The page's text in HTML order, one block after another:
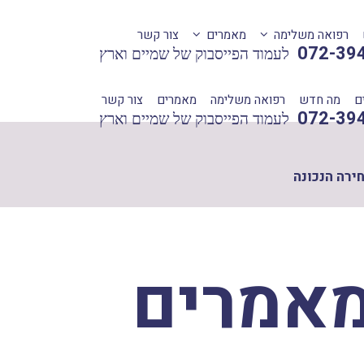
רפואה משלימה מאמרים צור קשר
לעמוד הפייסבוק של שמיים וארץ 072-
מה חדש רפואה משלימה מאמרים צור קשר
לעמוד הפייסבוק של שמיים וארץ 072-
הנכונה